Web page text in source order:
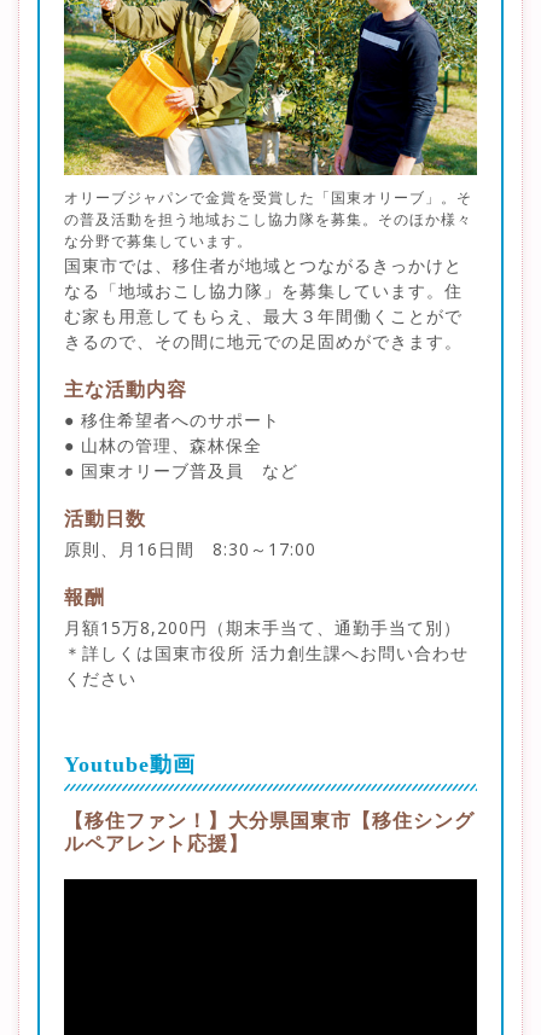
オリーブジャパンで金賞を受賞した「国東オリーブ」。そ
の普及活動を担う地域おこし協力隊を募集。そのほか様々
な分野で募集しています。
国東市では、移住者が地域とつながるきっかけと
なる「地域おこし協力隊」を募集しています。住
む家も用意してもらえ、最大３年間働くことがで
きるので、その間に地元での足固めができます。
主な活動内容
● 移住希望者へのサポート
● 山林の管理、森林保全
● 国東オリーブ普及員 など
活動日数
原則、月16日間 8:30～17:00
報酬
月額15万8,200円（期末手当て、通勤手当て別）
＊詳しくは国東市役所 活力創生課へお問い合わせ
ください
Youtube動画
【移住ファン！】大分県国東市【移住シング
ルペアレント応援】